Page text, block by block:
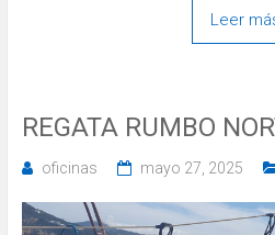
Leer
REGATA RUMBO
oficinas mayo 27, 2025